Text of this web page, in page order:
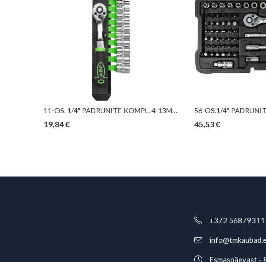
11-OS. 1/4″ PADRUNITE KOMPL. 4-13MM, 12-KANT, “NEW GEN” JBM
19,84€ 45,53€
+372 56879311
Esmaspäevast -